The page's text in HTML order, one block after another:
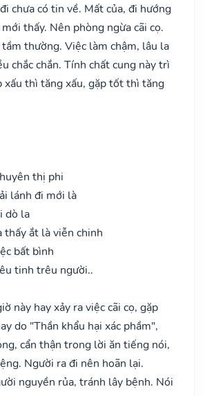
chưa có tin về. Mất của, đi hướng
thấy. Nên phòng ngừa cãi cọ.
thường. Việc làm chậm, lâu la
chắc chắn. Tính chất cung này trì
xấu thì tăng xấu, gặp tốt thì tăng
thị phi
lánh đi mới là
dò la
thấy ắt là viễn chinh
bất bình
tinh trêu người..
này hay xảy ra việc cãi cọ, gặp
do "Thần khẩu hại xác phầm",
cẩn thận trong lời ăn tiếng nói,
Người ra đi nên hoãn lại.
nguyền rủa, tránh lây bệnh. Nói